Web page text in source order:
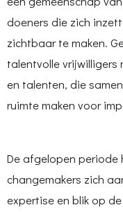
doeners die zich
zichtbaar te maken.
talentvolle
en talenten, die
ruimte maken voor
De afgelopen periode
changemakers zich
expertise en blik op